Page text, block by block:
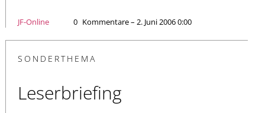
JF-Online 0 Kommentare – 2. Juni 2006 0:00
SONDERTHEMA
Leserbriefing